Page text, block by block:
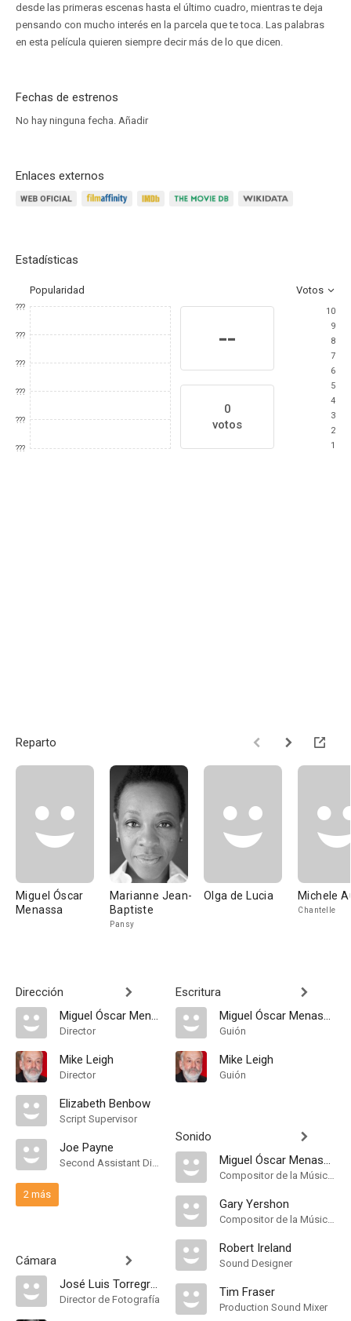
desde las primeras escenas hasta el último cuadro, mientras te deja
pensando con mucho interés en la parcela que te toca. Las palabras
en esta película quieren siempre decir más de lo que dicen.
Fechas de estrenos
No hay ninguna fecha. Añadir
Enlaces externos
Estadísticas
Popularidad Votos
???
???
???
???
???
???
--
0
votos
10
9
8
7
6
5
4
3
2
1
Reparto
Miguel Óscar
Menassa
Marianne Jean-
Baptiste
Pansy
Olga de Lucia Michele
Chantelle
Dirección
Miguel Óscar Menassa
Director
Mike Leigh
Director
Elizabeth Benbow
Script Supervisor
Joe Payne
Second Assistant Director
2 más
Cámara
José Luis Torregrosa
Director de Fotografía
Escritura
Miguel Óscar Menassa
Guión
Mike Leigh
Guión
Sonido
Miguel Óscar Menassa
Compositor de la Música Original
Gary Yershon
Compositor de la Música Original
Robert Ireland
Sound Designer
Tim Fraser
Production Sound Mixer